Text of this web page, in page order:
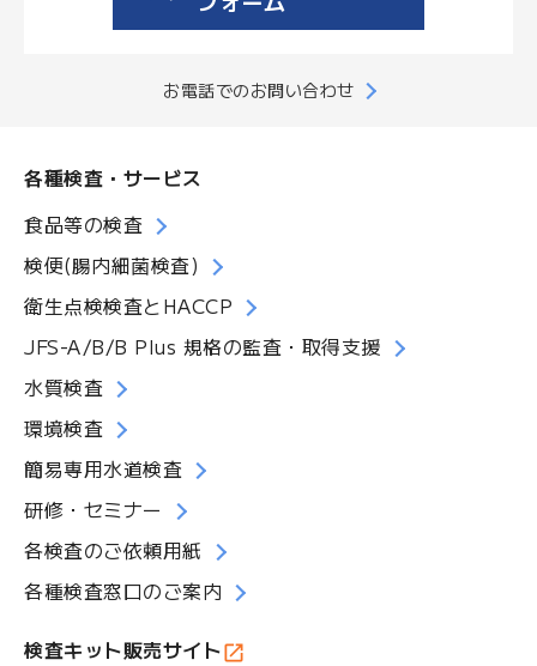
お電話でのお問い合わせ
各種検査・サービス
食品等の検査
検便(腸内細菌検査)
衛生点検検査とHACCP
JFS-A/B/B Plus 規格の監査・取得支援
水質検査
環境検査
簡易専用水道検査
研修・セミナー
各検査のご依頼用紙
各種検査窓口のご案内
検査キット販売サイト